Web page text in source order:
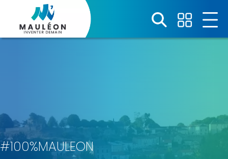
#100%MAULEON
Panneau de gestion des cookies